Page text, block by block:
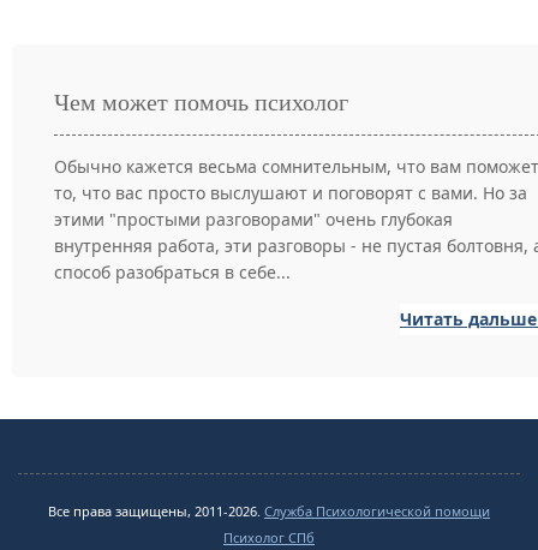
Чем может помочь психолог
Обычно кажется весьма сомнительным, что вам поможет
то, что вас просто выслушают и поговорят с вами. Но за
этими "простыми разговорами" очень глубокая
внутренняя работа, эти разговоры - не пустая болтовня,
способ разобраться в себе...
Читать
Все права защищены, 2011-2026. Служба Психологической помощи
Психолог СПб